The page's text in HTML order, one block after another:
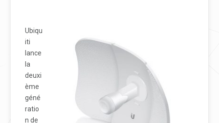
Ubiqu
iti
lance
la
deuxi
ème
géné
ratio
n de